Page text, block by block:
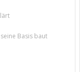
Basis baut